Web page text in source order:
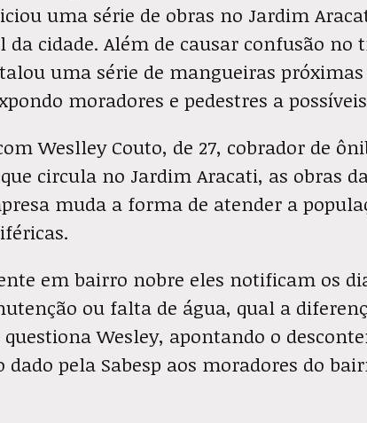
uma série de obras no Jardim
da cidade. Além de causar confusão no
uma série de mangueiras próximas
moradores e pedestres a
Weslley Couto, de 27, cobrador de
circula no Jardim Aracati, as obras
muda a forma de atender a
em bairro nobre eles notificam os
ou falta de água, qual a
questiona Wesley, apontando o
pela Sabesp aos moradores do